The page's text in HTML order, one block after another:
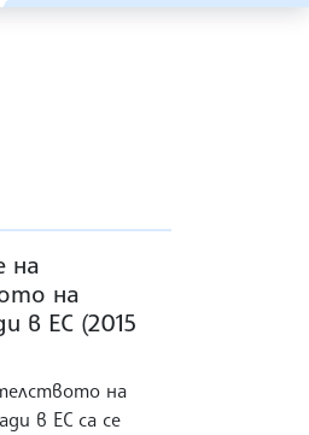
на
на
в ЕС (2015
на
в ЕС са се